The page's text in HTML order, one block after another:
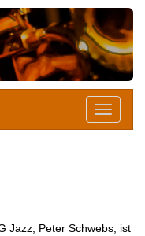
Jazz, Peter Schwebs, ist